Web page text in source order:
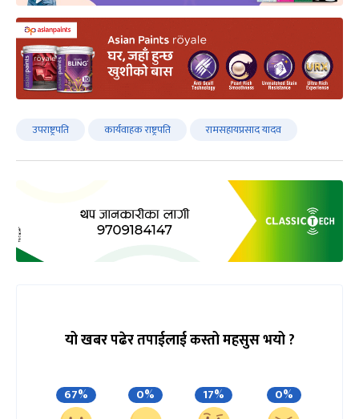
उपराष्ट्रपति कार्यवाहक राष्ट्रपति रामसहायप्रसाद यादव
यो खबर पढेर तपाईलाई कस्तो महसुस भयो ?
67% 0% 17% 0%